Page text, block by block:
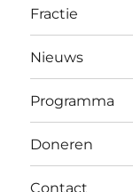
Fractie
Nieuws
Programma
Doneren
Contact